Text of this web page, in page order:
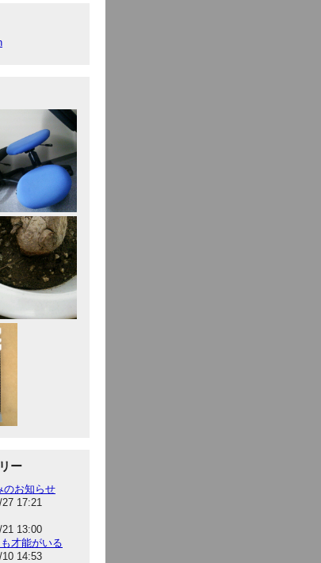
ー
のお知らせ
17:21
13:00
才能がいる
14:53